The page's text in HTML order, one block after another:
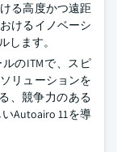
る高度かつ遠距
けるイノベーシ
します。
のITMで、スピ
リューションを
、競争力のある
Autoairo 11を導